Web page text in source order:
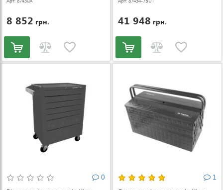
8 852 грн. 41 948 грн.
0
1